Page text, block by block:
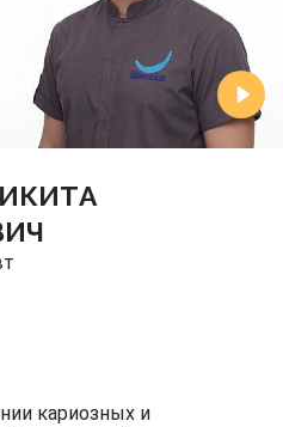
кариозных и